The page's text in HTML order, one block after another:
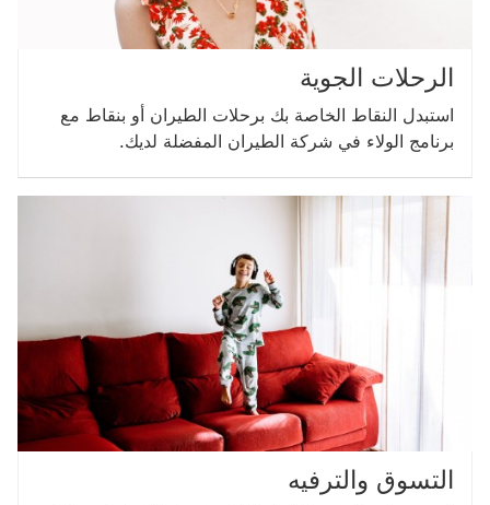
‏‫الرحلات الجوية
استبدل النقاط الخاصة بك برحلات الطيران أو بنقاط مع
برنامج الولاء في شركة الطيران المفضلة لديك.
التسوق والترفيه